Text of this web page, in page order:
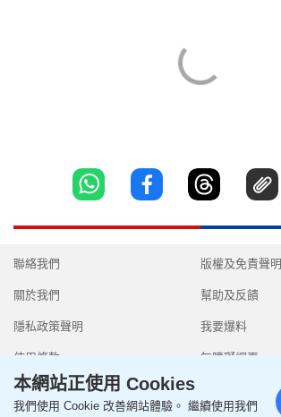
聯絡我們
關於我們
隱私政策聲明
使用條款
版權及免責聲明
幫助及反饋
我要爆料
無障礙網頁
本網站正使用 Cookies
我們使用 Cookie 改善網站體驗。 繼續使用我們